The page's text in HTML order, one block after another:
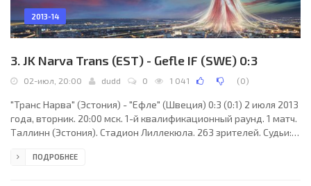
2013-14
3. JK Narva Trans (EST) - Gefle IF (SWE) 0:3
02-июл, 20:00 dudd 0 1 041 (0)
"Транс Нарва" (Эстония) - "Ефле" (Швеция) 0:3 (0:1) 2 июля 2013
года, вторник. 20:00 мск. 1-й квалификационный раунд. 1 матч.
Таллинн (Эстония). Стадион Лиллекюла. 263 зрителей. Судьи:
Неманья Петрович (оба - Сербия). Резервный: Дарко
ПОДРОБНЕЕ